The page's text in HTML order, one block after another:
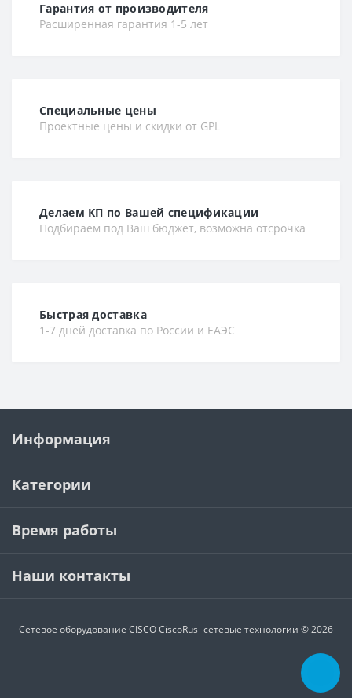
Гарантия от производителя
Расширенная гарантия 1-5 лет
Специальные цены
Проектные цены и скидки от GPL
Делаем КП по Вашей спецификации
Подбираем под Ваш бюджет, возможна отсрочка
Быстрая доставка
1-7 дней доставка по России и ЕАЭС
Информация
Категории
Время работы
Наши контакты
Сетевое оборудование CISCOCiscoRus -сетевые технологии © 2026